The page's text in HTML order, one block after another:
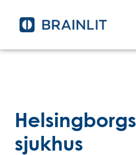
Helsingborgs
sjukhus